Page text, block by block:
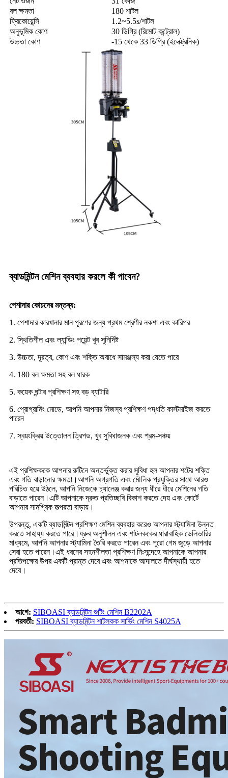
বল ক্ষমতা
180 শাটল
ফ্রিকোয়েন্সি
1.2~5.5s/শাটল
অনুভূমিক কোণ
30 ডিগ্রি (রিমোট কন্ট্রোল)
উচ্চতা কোণ
-15 থেকে 33 ডিগ্রি (ইলেক্ট্রনিক)
ব্যাডমিন্টন মেশিন ব্যবহার করলে কী পাবেন?
পেশাদার কোচদের মন্তব্য:
1. পেশাদার কারখানার মান পূরণের জন্য প্রথম শ্রেণীর নকশা এবং কারিগর
2. স্থিতিশীল এবং ল্যান্ডিং পয়েন্ট খুব সুনির্দিষ্ট
3. উচ্চতা, দূরত্ব, কোণ এবং শক্তি অবাধে সামঞ্জস্য করা যেতে পারে
4. 180 বল ক্ষমতা সহ বল ধারক
5. কয়েক ঘন্টার প্রশিক্ষণ সহ বড় ব্যাটারি
6. প্রোগ্রামিং মোডে, আপনি আপনার নিজস্ব প্রশিক্ষণ পদ্ধতি কাস্টমাইজ করতে
পারেন
7. স্বয়ংক্রিয় উত্তোলন ত্রিপড, খুব সুবিধাজনক এবং শ্রম-সঞ্চয়
এই প্রশিক্ষককে আপনার রুটিনে অন্তর্ভুক্ত করার সুবিধা হল আপনার শটের শক্তি
এবং গতি বাড়ানোর ক্ষমতা।আপনি অগ্রগতি এবং মৌলিক প্রযুক্তির সাথে আরও
পরিচিত হয়ে উঠলে, আপনি নিজেকে চ্যালেঞ্জ করার জন্য ধীরে ধীরে মেশিনের গতি
বাড়াতে পারেন।এটি আপনাকে দ্রুত প্রতিচ্ছবি বিকাশ করতে দেয় এবং কোর্টে
আপনার সামগ্রিক তত্পরতা বাড়ায়।
উপরন্তু, একটি ব্যাডমিন্টন প্রশিক্ষণ মেশিন ব্যবহার করেও আপনার স্ট্যামিনা উন্নত
করতে সাহায্য করতে পারে।ধ্রুব অনুশীলন এবং শাটলককের ধারাবাহিক ডেলিভারির
মাধ্যমে, আপনি আপনার স্ট্যামিনা তৈরি করতে পারেন এবং পুরো গেম জুড়ে আপনার
সেরা হতে পারেন।এই ধরনের সহনশীলতা প্রশিক্ষণ নিঃসন্দেহে আপনাকে আপনার
প্রতিপক্ষের উপর একটি প্রান্ত দেবে এবং আপনাকে আদালতে দীর্ঘস্থায়ী হতে
দেবে।
আগে: SIBOASI ব্যাডমিন্টন শুটিং মেশিন B2202A
পরবর্তী: SIBOASI ব্যাডমিন্টন শাটলকক সার্ভিং মেশিন S4025A